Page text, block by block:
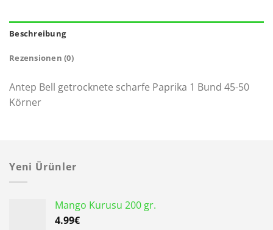
Beschreibung
Rezensionen (0)
Antep Bell getrocknete scharfe Paprika 1 Bund 45-50
Körner
Yeni Ürünler
Mango Kurusu 200 gr.
4.99€